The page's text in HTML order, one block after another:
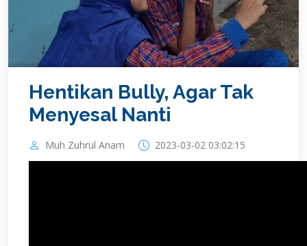
Hentikan Bully, Agar Tak
Menyesal Nanti
Muh Zuhrul Anam 2023-03-02 03:02:15